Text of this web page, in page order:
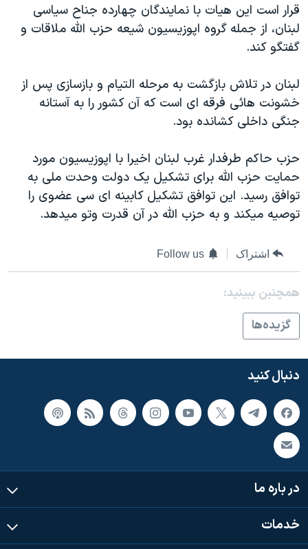
صفحه‌های ویژه
سفر پرزیدنت ترامپ به چین
قرار است اين هيات با نمايندگان چهارده جناح سياسی
لبنان، از جمله گروه اپوزيسيون شيعه حزب الله ملاقات و
گفتگو کند.
لبنان در تلاش بازگشت به مرحله التيام و بازسازی پس از
خشونت هائی فرقه ای است که آن کشور را به آستانه
جنگی داخلی کشانده بود.
حزب حاکم طرفدار غرب لبنان اخيرا با اپوزيسيون مورد
حمايت حزب الله برای تشکيل يک دولت وحدت ملی به
توافق رسيد. اين توافق تشکيل کابينه ای سی عضوی را
توصيه ميکند و به حزب الله در آن قدرت وتو ميدهد.
اشتراک Follow us
همچنبن ببینید:
گزيده‌ها
دنبال کنید
در باره ما
خدمات